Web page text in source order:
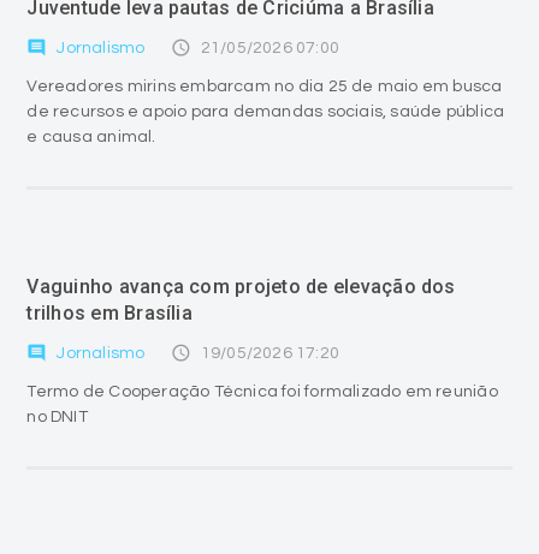
Juventude leva pautas de Criciúma a Brasília
comment Jornalismo access_time 21/05/2026 07:00
Vereadores mirins embarcam no dia 25 de maio em busca
de recursos e apoio para demandas sociais, saúde pública
e causa animal.
Vaguinho avança com projeto de elevação dos
trilhos em Brasília
comment Jornalismo access_time 19/05/2026 17:20
Termo de Cooperação Técnica foi formalizado em reunião
no DNIT